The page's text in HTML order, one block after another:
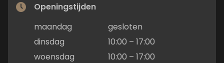
Openingstijden
maandag
gesloten
dinsdag
10:00 – 17:00
woensdag
10:00 – 17:00